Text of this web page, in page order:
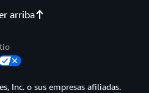
arriba
Inc. o sus empresas afiliadas.